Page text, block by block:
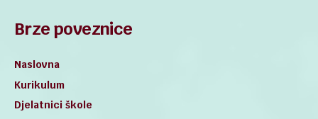
Brze poveznice
Naslovna
Kurikulum
Djelatnici škole